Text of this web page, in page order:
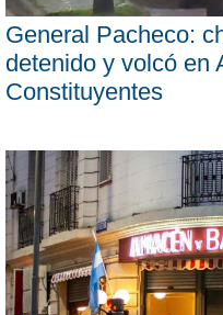
General Pacheco:
detenido y volcó en
Constituyentes